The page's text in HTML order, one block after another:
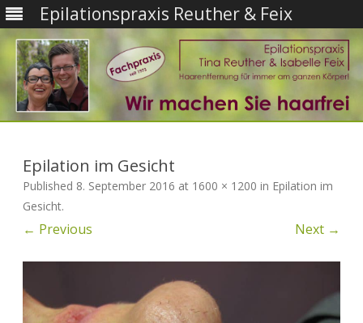
Epilationspraxis Reuther & Feix
Epilation im Gesicht
Published 8. September 2016 at 1600 × 1200 in Epilation im
Gesicht.
← Previous Next →